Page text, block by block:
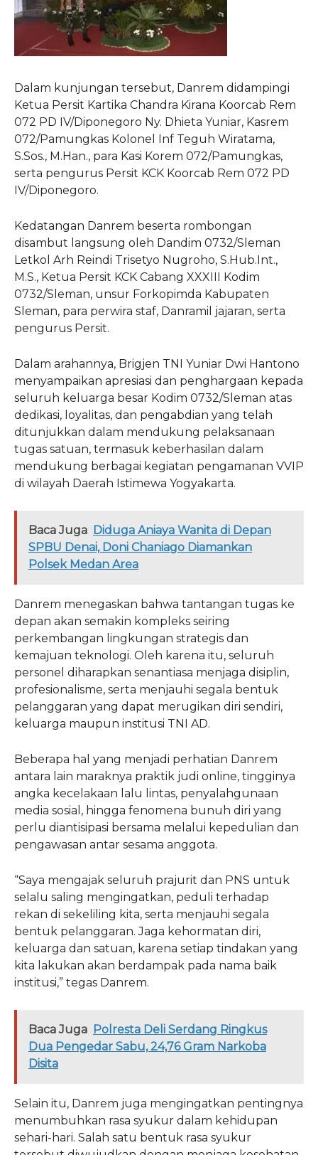
Dalam kunjungan tersebut, Danrem didampingi
Ketua Persit Kartika Chandra Kirana Koorcab Rem
072 PD IV/Diponegoro Ny. Dhieta Yuniar, Kasrem
072/Pamungkas Kolonel Inf Teguh Wiratama,
S.Sos., M.Han., para Kasi Korem 072/Pamungkas,
serta pengurus Persit KCK Koorcab Rem 072 PD
IV/Diponegoro.
Kedatangan Danrem beserta rombongan
disambut langsung oleh Dandim 0732/Sleman
Letkol Arh Reindi Trisetyo Nugroho, S.Hub.Int.,
M.S., Ketua Persit KCK Cabang XXXIII Kodim
0732/Sleman, unsur Forkopimda Kabupaten
Sleman, para perwira staf, Danramil jajaran, serta
pengurus Persit.
Dalam arahannya, Brigjen TNI Yuniar Dwi Hantono
menyampaikan apresiasi dan penghargaan kepada
seluruh keluarga besar Kodim 0732/Sleman atas
dedikasi, loyalitas, dan pengabdian yang telah
ditunjukkan dalam mendukung pelaksanaan
tugas satuan, termasuk keberhasilan dalam
mendukung berbagai kegiatan pengamanan VVIP
di wilayah Daerah Istimewa Yogyakarta.
Baca Juga Diduga Aniaya Wanita di Depan
SPBU Denai, Doni Chaniago Diamankan
Polsek Medan Area
Danrem menegaskan bahwa tantangan tugas ke
depan akan semakin kompleks seiring
perkembangan lingkungan strategis dan
kemajuan teknologi. Oleh karena itu, seluruh
personel diharapkan senantiasa menjaga disiplin,
profesionalisme, serta menjauhi segala bentuk
pelanggaran yang dapat merugikan diri sendiri,
keluarga maupun institusi TNI AD.
Beberapa hal yang menjadi perhatian Danrem
antara lain maraknya praktik judi online, tingginya
angka kecelakaan lalu lintas, penyalahgunaan
media sosial, hingga fenomena bunuh diri yang
perlu diantisipasi bersama melalui kepedulian dan
pengawasan antar sesama anggota.
“Saya mengajak seluruh prajurit dan PNS untuk
selalu saling mengingatkan, peduli terhadap
rekan di sekeliling kita, serta menjauhi segala
bentuk pelanggaran. Jaga kehormatan diri,
keluarga dan satuan, karena setiap tindakan yang
kita lakukan akan berdampak pada nama baik
institusi,” tegas Danrem.
Baca Juga Polresta Deli Serdang Ringkus
Dua Pengedar Sabu, 24,76 Gram Narkoba
Disita
Selain itu, Danrem juga mengingatkan pentingnya
menumbuhkan rasa syukur dalam kehidupan
sehari-hari. Salah satu bentuk rasa syukur